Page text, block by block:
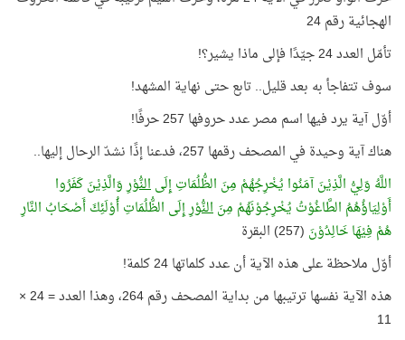
الهجائية رقم 24
تأمّل العدد 24 جيّدًا فإلى ماذا يشير؟!
سوف تتفاجأ به بعد قليل.. تابع حتى نهاية المشهد!
أوّل آية يرد فيها اسم مصر عدد حروفها 257 حرفًا!
هناك آية وحيدة في المصحف رقمها 257، فدعنا إذًا نشدّ الرحال إليها..
اللَّهُ وَلِيُّ الَّذِيْنَ آمَنُوا يُخْرِجُهُمْ مِنَ الظُّلُمَاتِ إِلَىالنُّوْرِوَالَّذِيْنَ كَفَرُوا
أَوْلِيَاؤُهُمُ الطَّاغُوْتُ يُخْرِجُوْنَهُمْ مِنَالنُّوْرِإِلَى الظُّلُمَاتِ أُوْلَئِكَ أَصْحَابُ النَّارِ
هُمْ فِيْهَا خَالِدُوْنَ (257) البقرة
أوّل ملاحظة على هذه الآية أن عدد كلماتها 24 كلمة!
هذه الآية نفسها ترتيبها من بداية المصحف رقم 264، وهذا العدد = 24 ×
11